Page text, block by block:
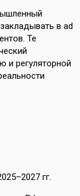
в ad
Те
и регуляторной
гг.